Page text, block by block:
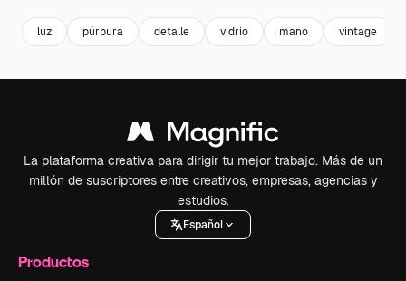
luz púrpura detalle vidrio mano vintage
La plataforma creativa para dirigir tu mejor trabajo. Más de un
millón de suscriptores entre creativos, empresas, agencias y
estudios.
Español
Productos